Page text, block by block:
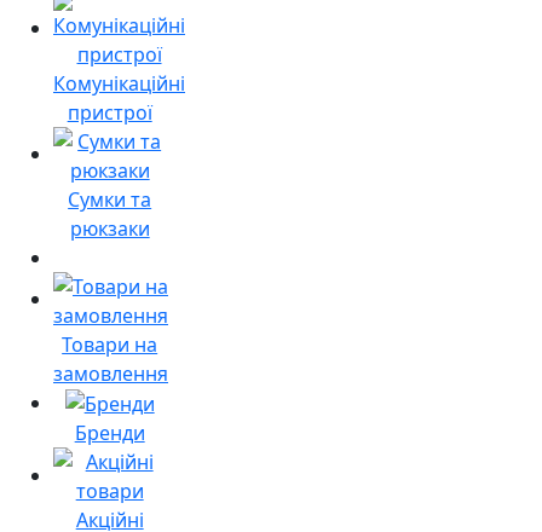
Комунікаційні
пристрої
Сумки та
рюкзаки
Товари на
замовлення
Бренди
Акційні